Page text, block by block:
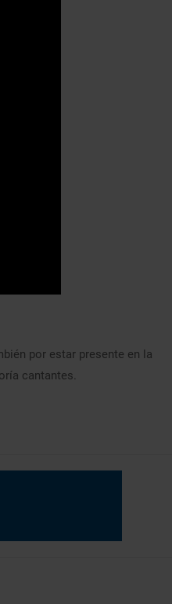
por estar presente en la
cantantes.